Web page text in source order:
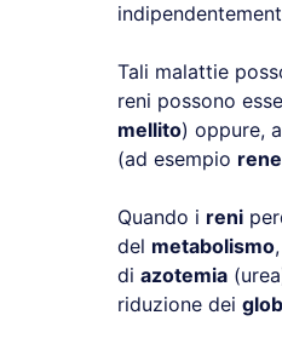
Tali malattie
reni possono
mellito) oppure,
(ad esempio
Quando i reni
del metabolismo
di azotemia
riduzione dei